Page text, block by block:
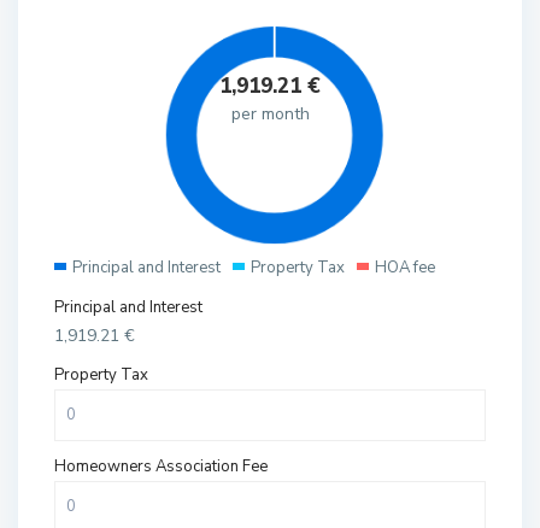
1,919.21 €
per month
Principal and Interest Property Tax
HOA fee
Principal and Interest
1,919.21 €
Property Tax
Homeowners Association Fee